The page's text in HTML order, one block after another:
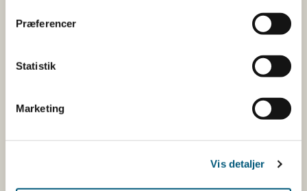
Præferencer
Statistik
Marketing
Vis detaljer
oplysninger om det kosttilskud,
anmeldt produktet.
Her kan du bl.a. se, hvilke indholdsstoffer produktet
indeholder, og i hvilke mængder: